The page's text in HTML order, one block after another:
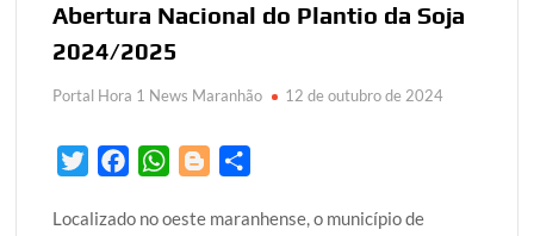
Abertura Nacional do Plantio da Soja
2024/2025
Portal Hora 1 News Maranhão 12 de outubro de 2024
i
c
W
a
o
a
Localizado no oeste maranhense, o município de